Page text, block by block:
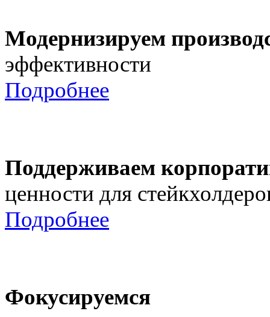
Модернизируем
эффективности
Подробнее
Поддерживаем
ценности для
Подробнее
Фокусируемся